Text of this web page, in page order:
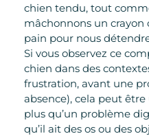
chien tendu, tout
mâchonnons un
pain pour nous
Si vous observez ce
chien dans des
frustration, avant une
absence), cela peut
plus qu’un problème
qu’il ait des os ou des